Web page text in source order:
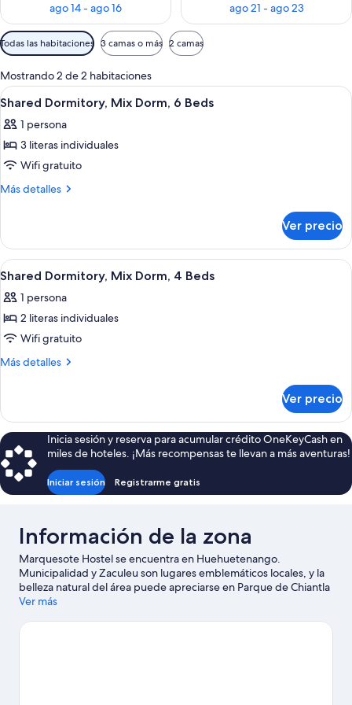
ago 14 - ago 16
ago 21 - ago 23
Filtros
disponibles
para
las
habitaciones
Todas las habitaciones 3 camas o más 2 camas
Mostrando 2 de 2 habitaciones
Abrir
todas
las
fotos
de
Shared
Dorm,
6
Beds
7
Shared Dormitory, Mix Dorm, 6 Beds
1 persona
3 literas individuales
Wifi gratuito
Más detalles
Más
Dormitory,
Mix
Dorm,
Beds
Ver precio
Abrir
todas
las
fotos
de
Shared
Dorm,
4
Beds
7
Shared Dormitory, Mix Dorm, 4 Beds
1 persona
2 literas individuales
Wifi gratuito
Más detalles
Más
Dormitory,
Mix
Dorm,
4
Beds
Ver precio
Inicia sesión y reserva para acumular crédito OneKeyCash en
miles de hoteles. ¡Más recompensas te llevan a más aventuras!
Iniciar sesión Registrarme gratis
Información de la zona
Marquesote Hostel se encuentra en Huehuetenango.
Municipalidad y Zaculeu son lugares emblemáticos locales, y la
belleza natural del área puede apreciarse en Parque de Chiantla
y Laguna Magdalena.
Ver más hostales en Huehuetenango
Ver más